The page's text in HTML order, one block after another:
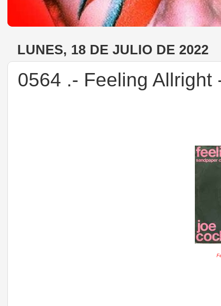
LUNES, 18 DE JULIO DE 2022
0564 .- Feeling Allright